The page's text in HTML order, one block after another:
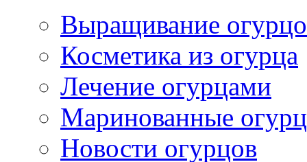
Выращивание
Косметика из огурца
Лечение огурцами
Маринованные
Новости огурцов